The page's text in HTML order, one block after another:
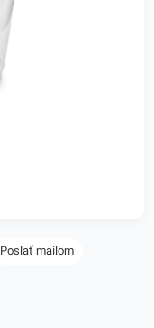
Poslať mailom